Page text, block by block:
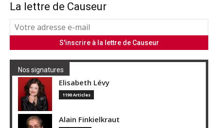
La lettre de Causeur
Nos signatures
Elisabeth Lévy
1190 Articles
Alain Finkielkraut